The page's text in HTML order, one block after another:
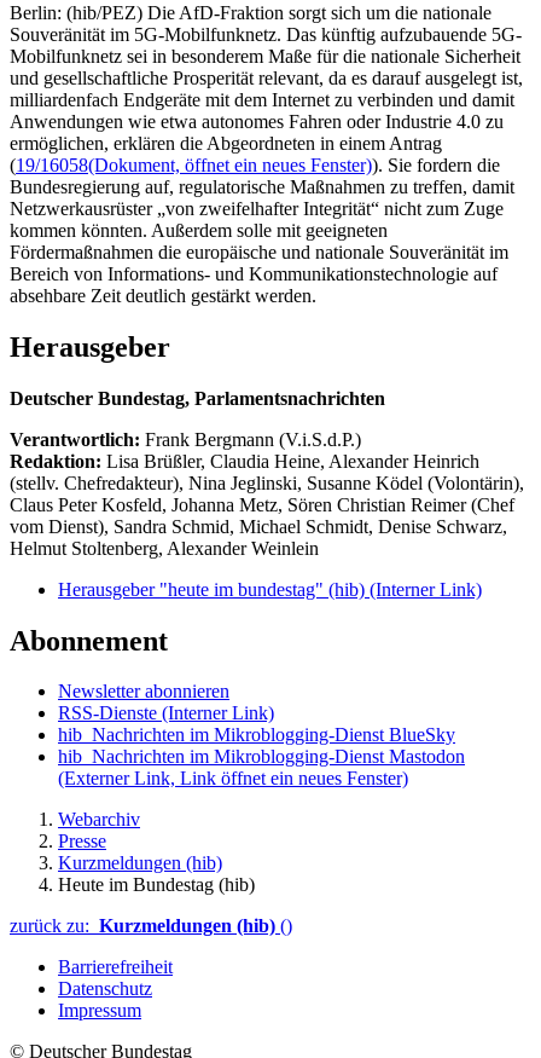
Berlin: (hib/PEZ) Die AfD-Fraktion sorgt sich um die nationale
Souveränität im 5G-Mobilfunknetz. Das künftig aufzubauende 5G-
Mobilfunknetz sei in besonderem Maße für die nationale Sicherheit
und gesellschaftliche Prosperität relevant, da es darauf ausgelegt ist,
milliardenfach Endgeräte mit dem Internet zu verbinden und damit
Anwendungen wie etwa autonomes Fahren oder Industrie 4.0 zu
ermöglichen, erklären die Abgeordneten in einem Antrag
(19/16058(Dokument, öffnet ein neues Fenster)). Sie fordern die
Bundesregierung auf, regulatorische Maßnahmen zu treffen, damit
Netzwerkausrüster „von zweifelhafter Integrität“ nicht zum Zuge
kommen könnten. Außerdem solle mit geeigneten
Fördermaßnahmen die europäische und nationale Souveränität im
Bereich von Informations- und Kommunikationstechnologie auf
absehbare Zeit deutlich gestärkt werden.
Herausgeber
Deutscher Bundestag, Parlamentsnachrichten
Verantwortlich: Frank Bergmann (V.i.S.d.P.)
Redaktion: Lisa Brüßler, Claudia Heine, Alexander Heinrich
(stellv. Chefredakteur), Nina Jeglinski, Susanne Ködel (Volontärin),
Claus Peter Kosfeld, Johanna Metz, Sören Christian Reimer (Chef
vom Dienst), Sandra Schmid, Michael Schmidt, Denise Schwarz,
Helmut Stoltenberg, Alexander Weinlein
Herausgeber "heute im bundestag" (hib) (Interner Link)
Abonnement
Newsletter abonnieren
RSS-Dienste (Interner Link)
hib_Nachrichten im Mikroblogging-Dienst BlueSky
hib_Nachrichten im Mikroblogging-Dienst Mastodon
(Externer Link, Link öffnet ein neues Fenster)
Webarchiv
Presse
Kurzmeldungen (hib)
Heute im Bundestag (hib)
zurück zu: Kurzmeldungen (hib) ()
Barrierefreiheit
Datenschutz
Impressum
© Deutscher Bundestag